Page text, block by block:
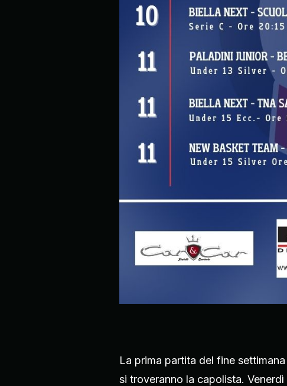
La prima partita del fine
si troveranno la capolista.